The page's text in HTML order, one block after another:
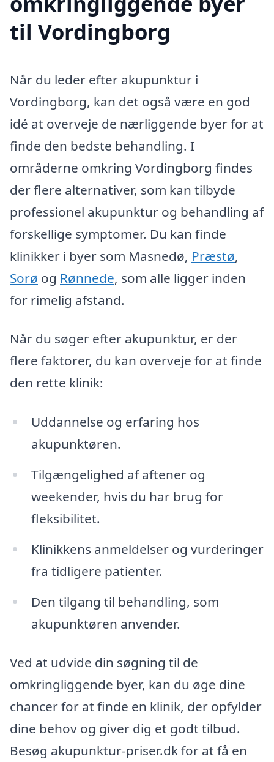
til Vordingborg
Når du leder efter akupunktur i
Vordingborg, kan det også være en god
idé at overveje de nærliggende byer for at
finde den bedste behandling. I
områderne omkring Vordingborg findes
der flere alternativer, som kan tilbyde
professionel akupunktur og behandling af
forskellige symptomer. Du kan finde
klinikker i byer som Masnedø, Præstø,
Sorø og Rønnede, som alle ligger inden
for rimelig afstand.
Når du søger efter akupunktur, er der
flere faktorer, du kan overveje for at finde
den rette klinik:
Uddannelse og erfaring hos
akupunktøren.
Tilgængelighed af aftener og
weekender, hvis du har brug for
fleksibilitet.
Klinikkens anmeldelser og vurderinger
fra tidligere patienter.
Den tilgang til behandling, som
akupunktøren anvender.
Ved at udvide din søgning til de
omkringliggende byer, kan du øge dine
chancer for at finde en klinik, der opfylder
dine behov og giver dig et godt tilbud.
Besøg akupunktur-priser.dk for at få en